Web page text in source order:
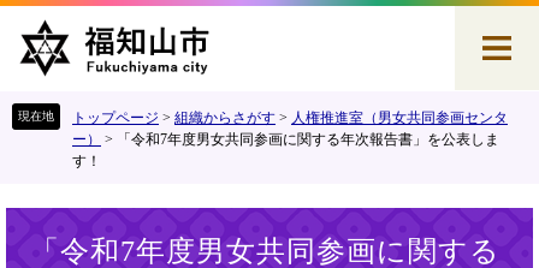
トップページ > 組織からさがす > 人権推進室（男女共同参画センタ
ー）
>
「令和7年度男女共同参画に関する年次報告書」を公表しま
す！
「令和7年度男女共同参画に関する